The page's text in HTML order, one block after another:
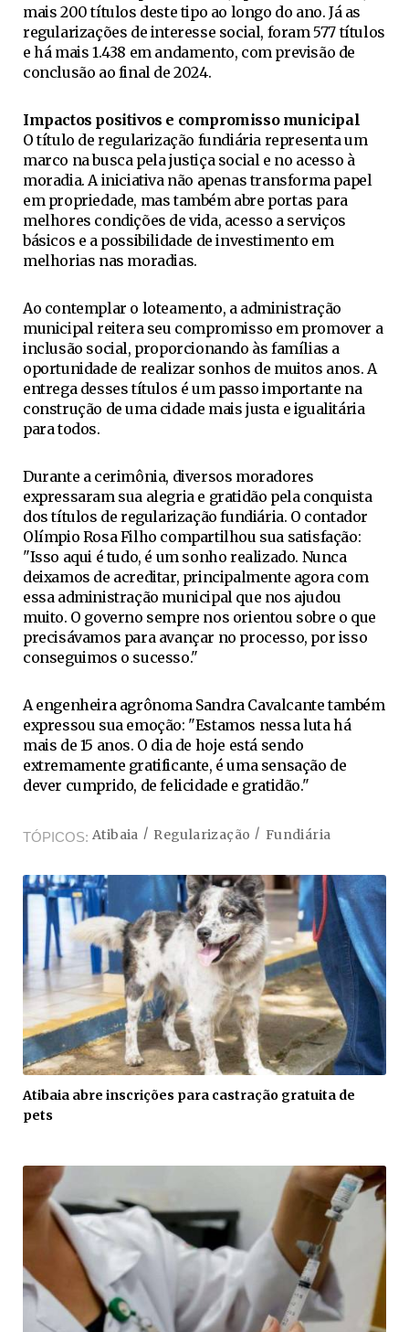
mais 200 títulos deste tipo ao longo do ano. Já as
regularizações de interesse social, foram 577 títulos
e há mais 1.438 em andamento, com previsão de
conclusão ao final de 2024.
Impactos positivos e compromisso municipal
O título de regularização fundiária representa um
marco na busca pela justiça social e no acesso à
moradia. A iniciativa não apenas transforma papel
em propriedade, mas também abre portas para
melhores condições de vida, acesso a serviços
básicos e a possibilidade de investimento em
melhorias nas moradias.
Ao contemplar o loteamento, a administração
municipal reitera seu compromisso em promover a
inclusão social, proporcionando às famílias a
oportunidade de realizar sonhos de muitos anos. A
entrega desses títulos é um passo importante na
construção de uma cidade mais justa e igualitária
para todos.
Durante a cerimônia, diversos moradores
expressaram sua alegria e gratidão pela conquista
dos títulos de regularização fundiária. O contador
Olímpio Rosa Filho compartilhou sua satisfação:
"Isso aqui é tudo, é um sonho realizado. Nunca
deixamos de acreditar, principalmente agora com
essa administração municipal que nos ajudou
muito. O governo sempre nos orientou sobre o que
precisávamos para avançar no processo, por isso
conseguimos o sucesso."
A engenheira agrônoma Sandra Cavalcante também
expressou sua emoção: "Estamos nessa luta há
mais de 15 anos. O dia de hoje está sendo
extremamente gratificante, é uma sensação de
dever cumprido, de felicidade e gratidão."
TÓPICOS Atibaia Regularização Fundiária
Atibaia abre inscrições para castração gratuita de
pets